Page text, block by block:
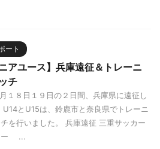
ート
ニアユース】兵庫遠征＆トレーニ
チ
１８日１９日の２日間、兵庫県に遠征し
U14とU15は、鈴鹿市と奈良県でトレーニ
を行いました。 兵庫遠征 三重サッカー
ー ...